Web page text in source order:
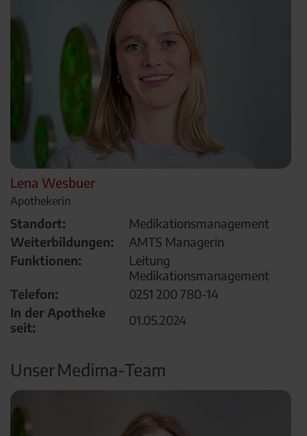
Lena Wesbuer
Apothekerin
Standort:
Medikationsmanagement
Weiterbildungen:
AMTS Managerin
Funktionen:
Leitung
Medikationsmanagement
Telefon:
0251 200 780-14
In der Apotheke
seit:
01.05.2024
Unser Medima-Team